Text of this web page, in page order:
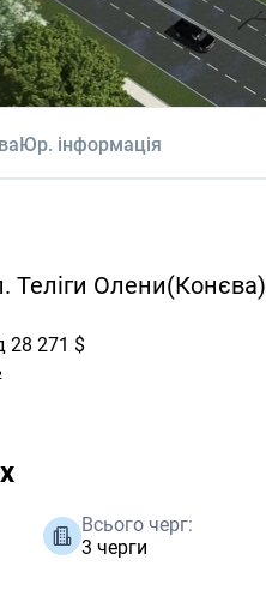
Юр. інформація
Теліги Олени(Конєва)
28 271 $
Всього черг:
3 черги